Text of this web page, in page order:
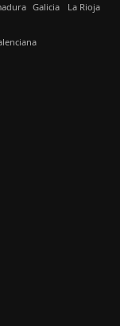
Galicia La Rioja